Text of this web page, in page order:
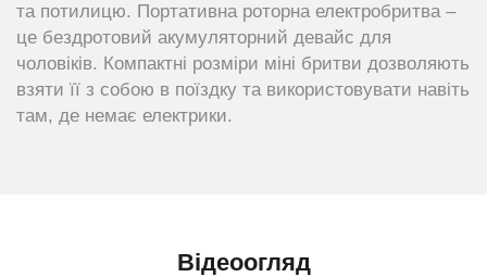
та потилицю. Портативна роторна електробритва –
це бездротовий акумуляторний девайс для
чоловіків. Компактні розміри міні бритви дозволяють
взяти її з собою в поїздку та використовувати навіть
там, де немає електрики.
Відеоогляд